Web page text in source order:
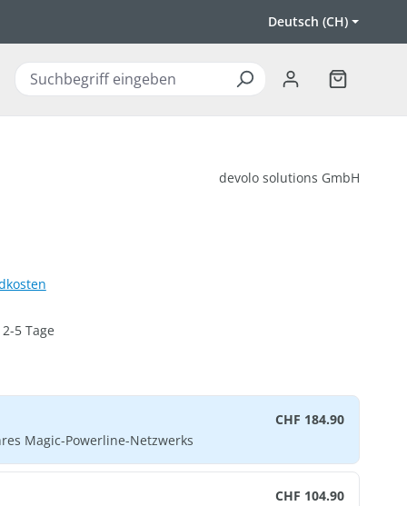
Deutsch (CH)
devolo solutions GmbH
5 Tage
Magic-Powerline-Netzwerks
CHF 184.90
CHF 104.90